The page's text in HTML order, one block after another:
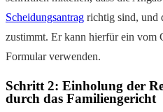
Scheidungsantrag richtig sind, und
zustimmt. Er kann hierfür ein vom
Formular verwenden.
Schritt 2: Einholung der
durch das Familiengericht